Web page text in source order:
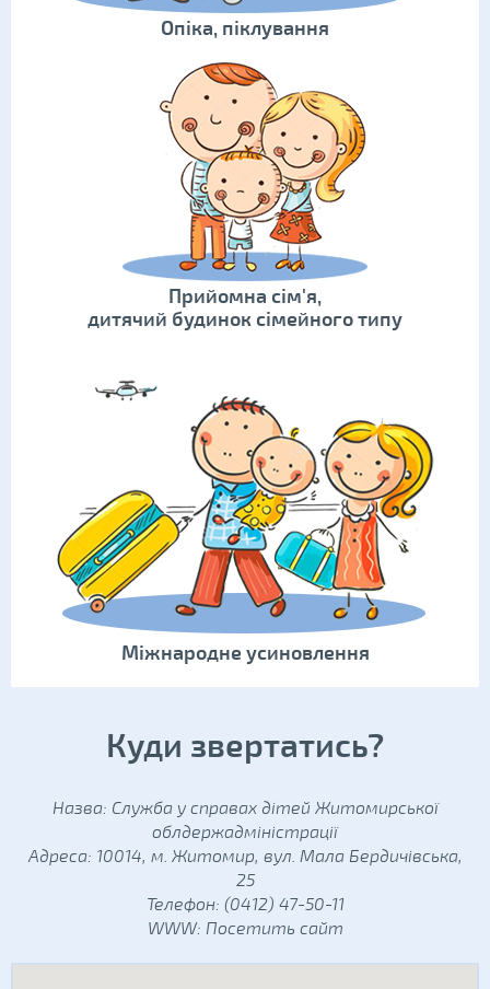
Опіка, піклування
Прийомна сім'я,
дитячий будинок сімейного типу
Міжнародне усиновлення
Куди звертатись?
Назва: Служба у справах дітей Житомирської
облдержадміністрації
Адреса: 10014, м. Житомир, вул. Мала Бердичівська,
25
Телефон: (0412) 47-50-11
WWW: Посетить сайт